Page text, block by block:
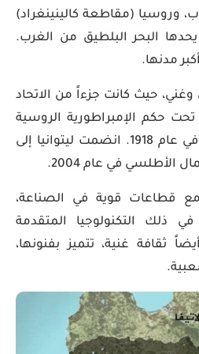
وروسيا (مقاطعة كالينينغراد)
البحر البلطيق من الغرب.
مدنها.
وغني، حيث كانت جزءاً من الاتحاد
تحت حكم الإمبراطورية الروسية
قبل أن تعلن استقلالها في عام 1918. انضمت ليتوانيا إلى
الأطلسي في عام 2004.
مع قطاعات قوية في الصناعة،
في ذلك التكنولوجيا المتقدمة
ثقافة غنية، تتميز بفنونها،